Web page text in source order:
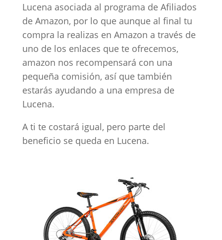
Lucena asociada al programa de Afiliados
de Amazon, por lo que aunque al final tu
compra la realizas en Amazon a través de
uno de los enlaces que te ofrecemos,
amazon nos recompensará con una
pequeña comisión, así que también
estarás ayudando a una empresa de
Lucena.
A ti te costará igual, pero parte del
beneficio se queda en Lucena.